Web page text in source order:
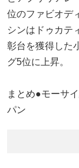
位のファビオデ
シンはドゥカテ
彰台を獲得した
グ5位に上昇。
まとめ●モーサ
パン